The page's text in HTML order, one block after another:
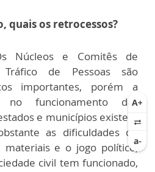
quais os retrocessos?
Núcleos e Comitês de
de Pessoas são
importantes, porém a
no funcionamento das
e municípios existem
as dificuldades de
materiais e o jogo político,
civil tem funcionado,